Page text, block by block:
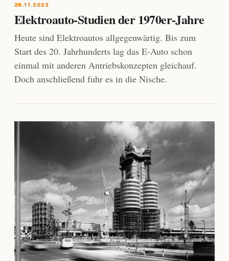
26.11.2023
Elektroauto-Studien der 1970er-Jahre
Heute sind Elektroautos allgegenwärtig. Bis zum
Start des 20. Jahrhunderts lag das E-Auto schon
einmal mit anderen Antriebskonzepten gleichauf.
Doch anschließend fuhr es in die Nische.